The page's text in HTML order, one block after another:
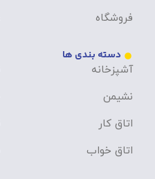
فروشگاه
دسته بندی ها
آشپزخانه
نشیمن
اتاق کار
اتاق خواب